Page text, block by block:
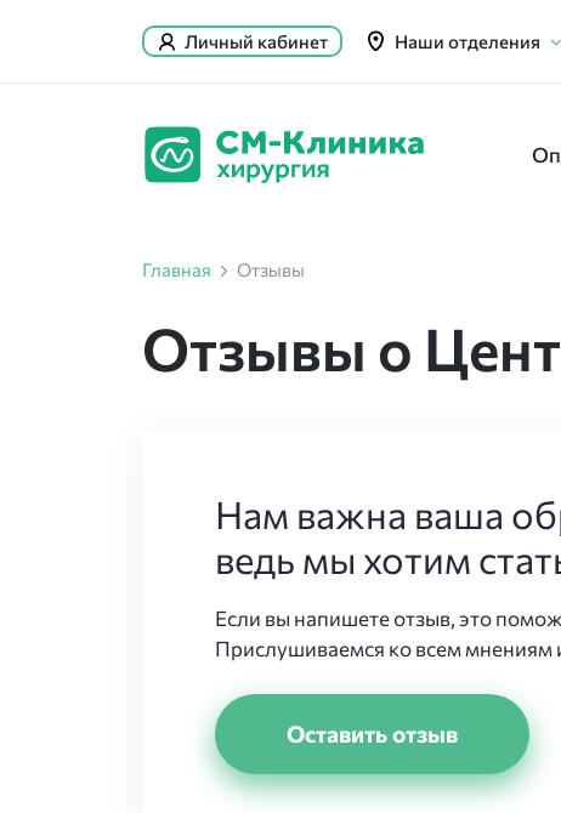
Личный кабинет Наши отделения
Главная Отзывы
Отзывы о
Нам важна ваша
ведь мы хотим
Если вы напишете отзыв, это
Прислушиваемся ко всем мнениям
Оставить отзыв